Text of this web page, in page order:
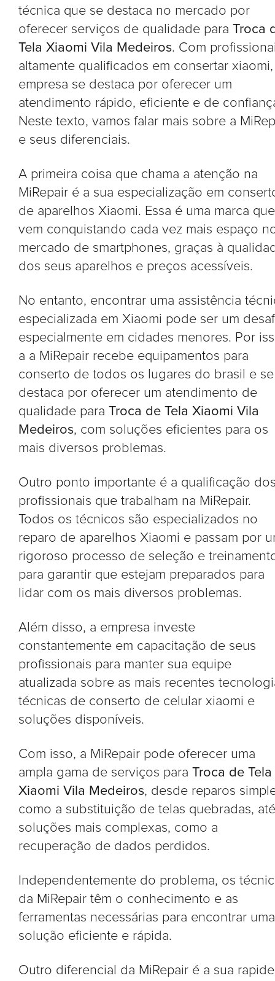
técnica que se destaca no mercado por
oferecer serviços de qualidade para Troca
Tela Xiaomi Vila Medeiros. Com
altamente qualificados em consertar
empresa se destaca por oferecer um
atendimento rápido, eficiente e de
Neste texto, vamos falar mais sobre a
e seus diferenciais.
A primeira coisa que chama a atenção na
MiRepair é a sua especialização em
de aparelhos Xiaomi. Essa é uma marca que
vem conquistando cada vez mais espaço
mercado de smartphones, graças à
dos seus aparelhos e preços acessíveis.
No entanto, encontrar uma assistência
especializada em Xiaomi pode ser um
especialmente em cidades menores. Por
a a MiRepair recebe equipamentos para
conserto de todos os lugares do brasil e se
destaca por oferecer um atendimento de
qualidade para Troca de Tela Xiaomi Vila
Medeiros, com soluções eficientes para os
mais diversos problemas.
Outro ponto importante é a qualificação
profissionais que trabalham na MiRepair.
Todos os técnicos são especializados no
reparo de aparelhos Xiaomi e passam por
rigoroso processo de seleção e
para garantir que estejam preparados para
lidar com os mais diversos problemas.
Além disso, a empresa investe
constantemente em capacitação de seus
profissionais para manter sua equipe
atualizada sobre as mais recentes
técnicas de conserto de celular xiaomi e
soluções disponíveis.
Com isso, a MiRepair pode oferecer uma
ampla gama de serviços para Troca de Tela
Xiaomi Vila Medeiros, desde reparos
como a substituição de telas quebradas, até
soluções mais complexas, como a
recuperação de dados perdidos.
Independentemente do problema, os
da MiRepair têm o conhecimento e as
ferramentas necessárias para encontrar uma
solução eficiente e rápida.
Outro diferencial da MiRepair é a sua